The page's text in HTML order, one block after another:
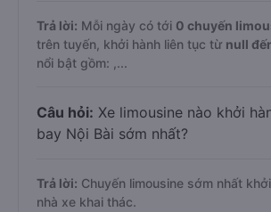
Trả lời: Mỗi ngày có tới 0 chuyến
trên tuyến, khởi hành liên tục từ null
nổi bật gồm: ,...
Câu hỏi: Xe limousine nào khởi
bay Nội Bài sớm nhất?
Trả lời: Chuyến limousine sớm nhất
nhà xe khai thác.